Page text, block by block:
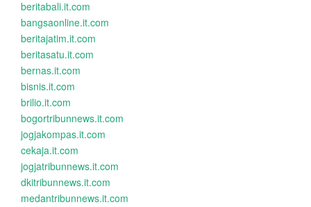
beritabali.it.com
bangsaonline.it.com
beritajatim.it.com
beritasatu.it.com
bernas.it.com
bisnis.it.com
brilio.it.com
bogortribunnews.it.com
jogjakompas.it.com
cekaja.it.com
jogjatribunnews.it.com
dkitribunnews.it.com
medantribunnews.it.com